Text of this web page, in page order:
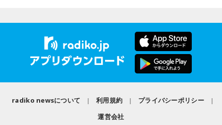
「なんか『こんな雲が出たら揺れるぞ』みたいなね？」
「そうです。この嘘被害、嘘SOS、嘘寄付、嘘犯罪、嘘
陰謀論。この辺はもう典型的に今回も出回っていますが、今
までと違って、この全てに大きな要素が一つ加わりました。
10年前の熊本地震と今回の熊本地震の最大の違いは“AIの有
For Your Mind!』を発表し、FUJI ROCK FESTIVAL ’26に出
演。新作からの楽曲も多数披露し、満員のレッドマーキーを
沸かせた。
番組では、9年ぶりの出演となったフジロックの話をはじめ、
最新作や楽曲制作、お互いのミュージシャンとしての魅力に
radiko newsについて 利用規約
プライバシーポリシー
運営会社